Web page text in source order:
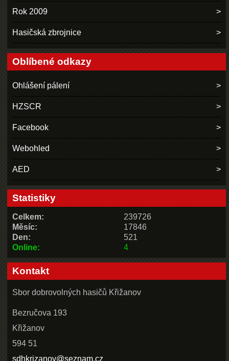
Rok 2009
Hasičská zbrojnice
Oblíbené odkazy
Ohlášení pálení
HZSCR
Facebook
Webohled
AED
Statistiky
Online: 4
Celkem:
239726
Měsíc:
17846
Den:
521
Kontakt
Sbor dobrovolných hasičů Křižanov
Bezručova 193
Křižanov
594 51
sdhkrizanov@seznam.cz